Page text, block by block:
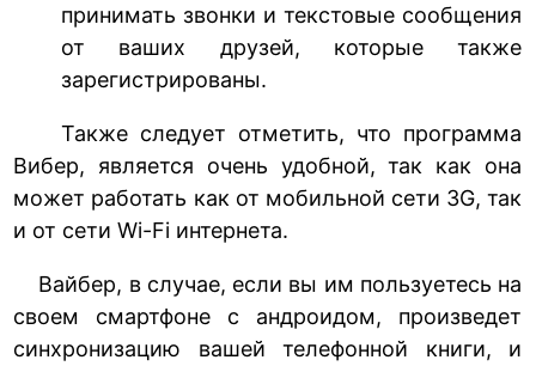
принимать звонки и текстовые сообщения
от ваших друзей, которые также
зарегистрированы.
Также следует отметить, что программа
Вибер, является очень удобной, так как она
может работать как от мобильной сети 3G, так
и от сети Wi-Fi интернета.
Вайбер, в случае, если вы им пользуетесь на
своем смартфоне с андроидом, произведет
синхронизацию вашей телефонной книги, и